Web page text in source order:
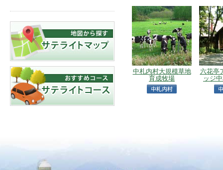
中札内村大規模草地
育成牧場
六花亭
ッジ